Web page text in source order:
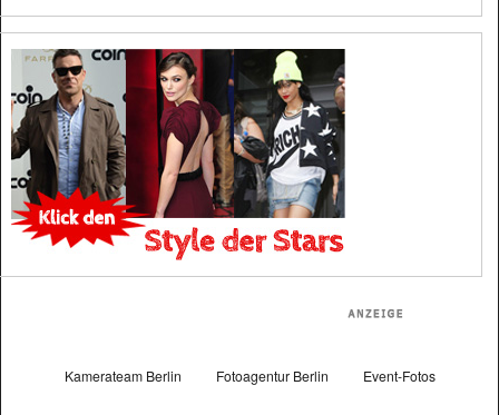
Kamerateam Berlin Fotoagentur Berlin Event-Fotos